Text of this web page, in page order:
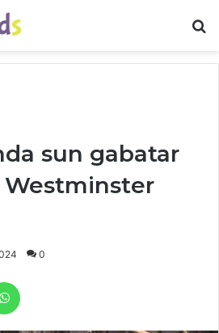
sun gabatar
0